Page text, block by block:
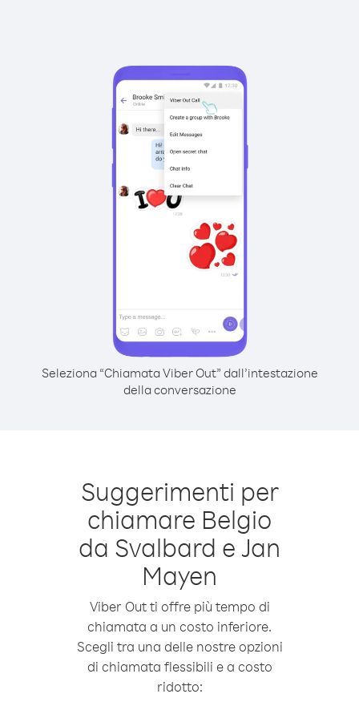
Seleziona “Chiamata Viber Out” dall’intestazione
della conversazione
Suggerimenti per
chiamare Belgio
da Svalbard e Jan
Mayen
Viber Out ti offre più tempo di
chiamata a un costo inferiore.
Scegli tra una delle nostre opzioni
di chiamata flessibili e a costo
ridotto: